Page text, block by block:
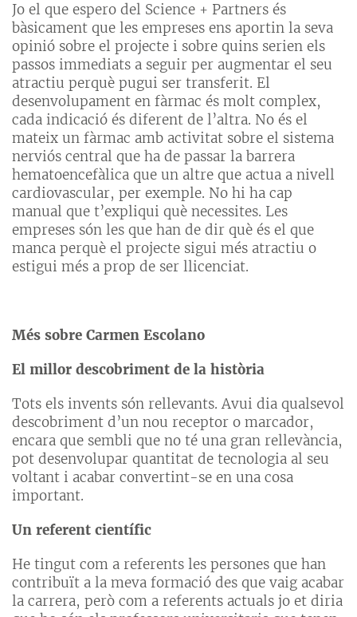
Jo el que espero del Science + Partners és
bàsicament que les empreses ens aportin la seva
opinió sobre el projecte i sobre quins serien els
passos immediats a seguir per augmentar el seu
atractiu perquè pugui ser transferit. El
desenvolupament en fàrmac és molt complex,
cada indicació és diferent de l’altra. No és el
mateix un fàrmac amb activitat sobre el sistema
nerviós central que ha de passar la barrera
hematoencefàlica que un altre que actua a nivell
cardiovascular, per exemple. No hi ha cap
manual que t’expliqui què necessites. Les
empreses són les que han de dir què és el que
manca perquè el projecte sigui més atractiu o
estigui més a prop de ser llicenciat.
Més sobre Carmen Escolano
El millor descobriment de la història
Tots els invents són rellevants. Avui dia qualsevol
descobriment d’un nou receptor o marcador,
encara que sembli que no té una gran rellevància,
pot desenvolupar quantitat de tecnologia al seu
voltant i acabar convertint-se en una cosa
important.
Un referent científic
He tingut com a referents les persones que han
contribuït a la meva formació des que vaig acabar
la carrera, però com a referents actuals jo et diria